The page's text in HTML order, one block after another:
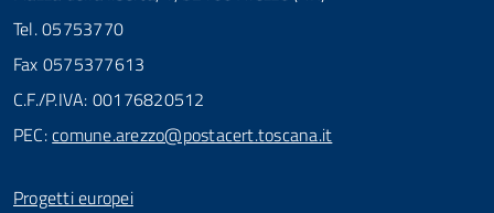
Tel. 05753770
Fax 0575377613
C.F./P.IVA: 00176820512
PEC:comune.arezzo@postacert.toscana.it
Progetti europei